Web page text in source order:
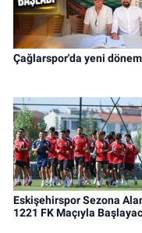
Çağlarspor'da yeni dönem
Eskişehirspor Sezona
1221 FK Maçıyla